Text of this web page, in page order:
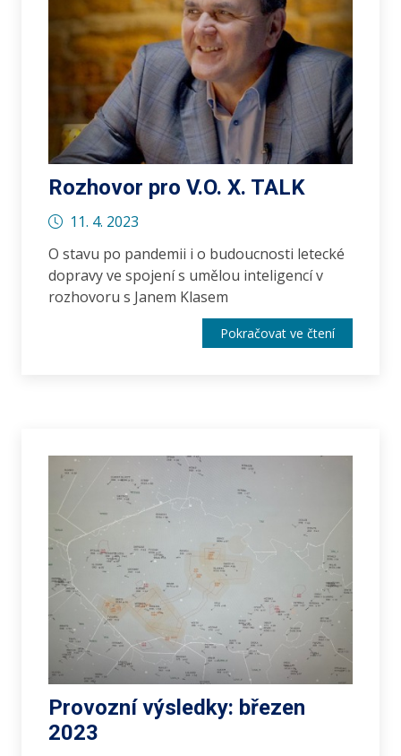
Rozhovor pro V.O. X. TALK
11. 4. 2023
O stavu po pandemii i o budoucnosti letecké
dopravy ve spojení s umělou inteligencí v
rozhovoru s Janem Klasem
Pokračovat ve čtení
Provozní výsledky: březen
2023